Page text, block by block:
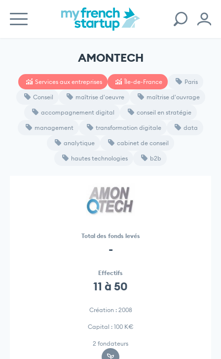
AMONTECH
Services aux entreprises Île-de-France Paris
Conseil maîtrise d'oeuvre maîtrise d'ouvrage
accompagnement digital conseil en stratégie
management transformation digitale data
analytique cabinet de conseil
hautes technologies b2b
Total des fonds levés
-
Effectifs
11 à 50
Création : 2008
Capital : 100 K€
2 fondateurs